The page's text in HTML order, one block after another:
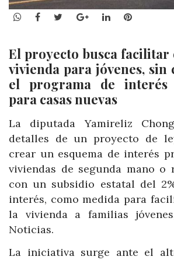
WhatsApp
Facebook
TwitterGoogle+LinkedInPinterest
El proyecto busca facilitar
vivienda para jóvenes, sin
el programa de interés
para casas nuevas
La diputada Yamireliz
detalles de un proyecto de
crear un esquema de interés
viviendas de segunda mano o
con un subsidio estatal del
interés, como medida para
la vivienda a familias
Noticias.
La iniciativa surge ante el